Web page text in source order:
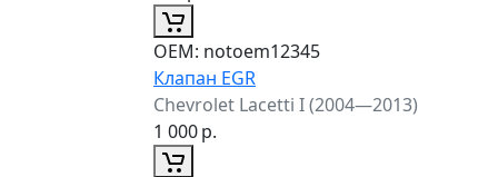
ОЕМ: notoem12345
Клапан EGR
Chevrolet Lacetti I (2004—2013)
1 000р.